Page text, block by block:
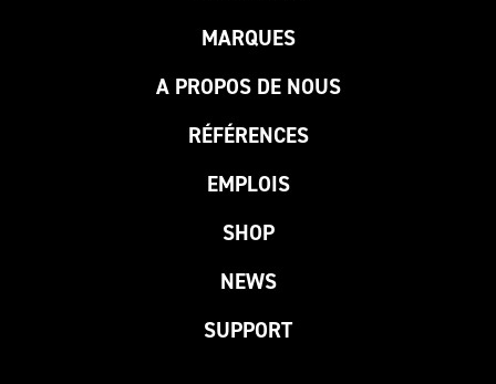
MARQUES
A PROPOS DE NOUS
RÉFÉRENCES
EMPLOIS
SHOP
NEWS
SUPPORT